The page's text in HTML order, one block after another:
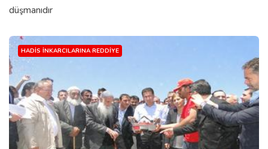
düşmanıdır
HADIS İNKARCILARINA REDDIYE